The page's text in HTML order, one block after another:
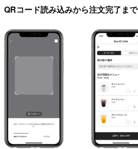
QRコード読み込みから注文完了まで